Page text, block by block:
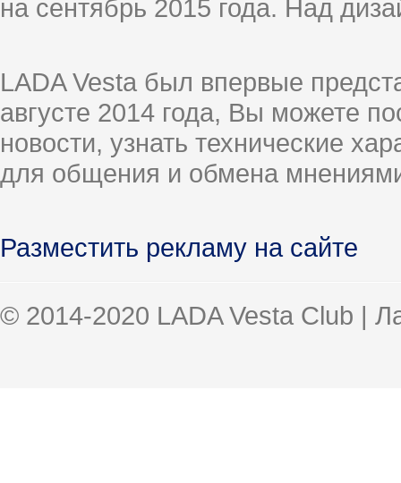
на сентябрь 2015 года. Над
LADA Vesta был впервые
августе 2014 года, Вы можете
новости, узнать технические
для общения и обмена
Разместить рекламу на сайте
© 2014-2020 LADA Vesta Club |